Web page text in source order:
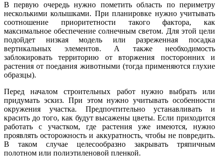
В первую очередь нужно пометить область по периметру
несколькими колышками. При планировке нужно учитывать
соотношение приоритетности такого фактора, как
максимальное обеспечение солнечным светом. Для этой цели
подойдет низкая модель или разреженная посадка
вертикальных элементов. А также необходимость
заблокировать территорию от вторжения посторонних и
растения от поедания животными (тогда применяются глухие
образцы).
Перед началом строительных работ нужно выбрать или
придумать эскиз. При этом нужно учитывать особенности
окружения участка. Предпочтительно устанавливать и
красить до того, как будут высажены цветы. Если приходится
работать с участком, где растения уже имеются, нужно
проявлять осторожность и аккуратность, чтобы не повредить.
В таком случае целесообразно закрывать тряпичным
полотном или полиэтиленовой пленкой.